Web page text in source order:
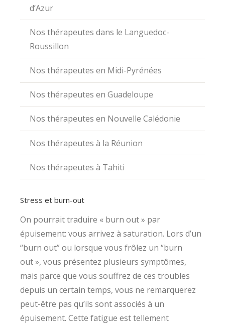
d’Azur
Nos thérapeutes dans le Languedoc-
Roussillon
Nos thérapeutes en Midi-Pyrénées
Nos thérapeutes en Guadeloupe
Nos thérapeutes en Nouvelle Calédonie
Nos thérapeutes à la Réunion
Nos thérapeutes à Tahiti
Stress et burn-out
On pourrait traduire « burn out » par
épuisement: vous arrivez à saturation. Lors d’un
“burn out” ou lorsque vous frôlez un “burn
out », vous présentez plusieurs symptômes,
mais parce que vous souffrez de ces troubles
depuis un certain temps, vous ne remarquerez
peut-être pas qu’ils sont associés à un
épuisement. Cette fatigue est tellement